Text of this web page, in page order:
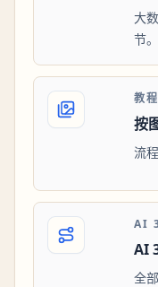
大
节。
教
按
流
AI
AI
全